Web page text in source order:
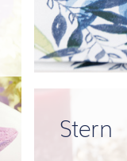
Stern